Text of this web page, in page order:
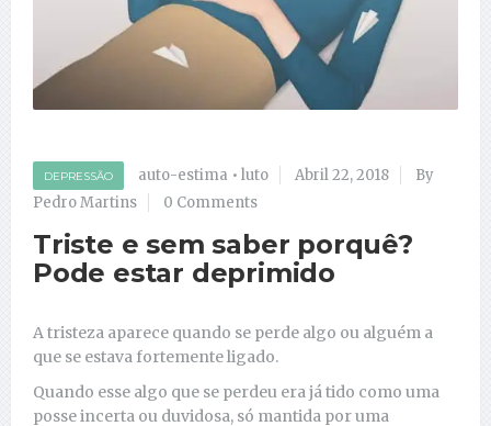
DEPRESSÃO auto-estima • luto Abril 22, 2018
By
Pedro Martins
0 Comments
Triste e sem saber porquê?
Pode estar deprimido
A tristeza aparece quando se perde algo ou alguém a
que se estava fortemente ligado.
Quando esse algo que se perdeu era já tido como uma
posse incerta ou duvidosa, só mantida por uma